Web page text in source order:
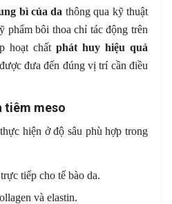
bì của da thông qua kỹ thuật
phẩm bôi thoa chỉ tác động trên
hoạt chất phát huy hiệu quả
đưa đến đúng vị trí cần điều
tiêm meso
hiện ở độ sâu phù hợp trong
tiếp cho tế bào da.
và elastin.